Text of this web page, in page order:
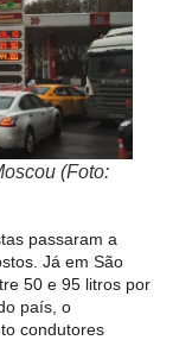
(Foto:
passaram a
Já em São
50 e 95 litros por
país, o
condutores